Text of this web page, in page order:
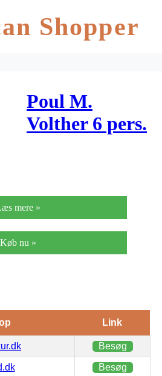
Shopper
Poul M.
Volther 6 pers.
Eg/oliven
linoleum
mere »
Køb nu »
Link
Besøg
Besøg